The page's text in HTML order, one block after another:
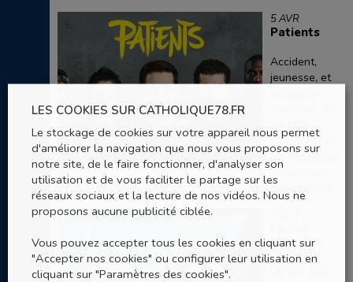
5 AVR
Patients
Accident,
jeunesse, et
savoureux et
un formidable
témoignage
d'espérance...
attendra
LES COOKIES SUR CATHOLIQUE78.FR
Le stockage de cookies sur votre appareil nous permet
d'améliorer la navigation que nous vous proposons sur
notre site, de le faire fonctionner, d'analyser son
utilisation et de vous faciliter le partage sur les
réseaux sociaux et la lecture de nos vidéos. Nous ne
proposons aucune publicité ciblée.
Vous pouvez accepter tous les cookies en cliquant sur
"Accepter nos cookies" ou configurer leur utilisation en
cliquant sur "Paramètres des cookies".